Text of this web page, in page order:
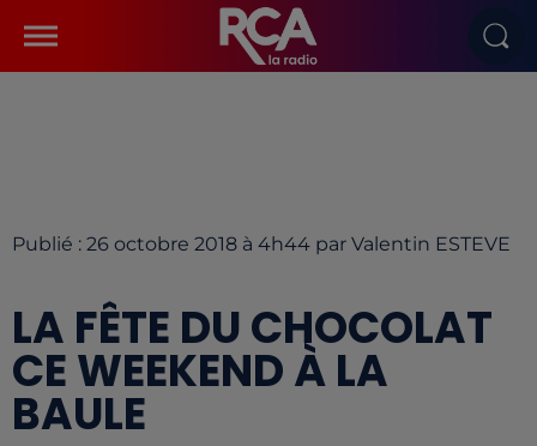
Publié : 26 octobre 2018 à 4h44 par Valentin ESTEVE
LA FÊTE DU CHOCOLAT
CE WEEKEND À LA
BAULE